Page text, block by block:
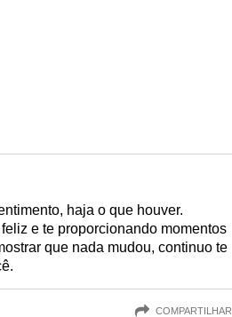
haja o que houver.
e te proporcionando momentos
que nada mudou, continuo te
COMPARTILHAR